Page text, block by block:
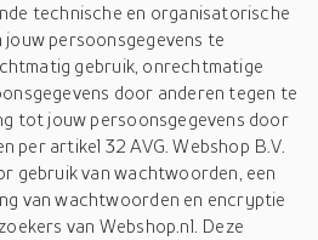
technische en organisatorische
persoonsgegevens te
gebruik, onrechtmatige
door anderen tegen te
tot jouw persoonsgegevens door
per artikel 32 AVG. Webshop B.V.
gebruik van wachtwoorden, een
van wachtwoorden en encryptie
van Webshop.nl. Deze